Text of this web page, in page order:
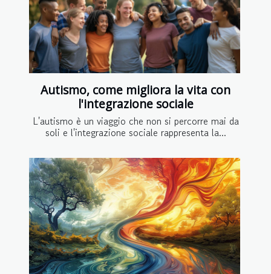
Autismo, come migliora la vita con
l'integrazione sociale
L'autismo è un viaggio che non si percorre mai da
soli e l'integrazione sociale rappresenta la...